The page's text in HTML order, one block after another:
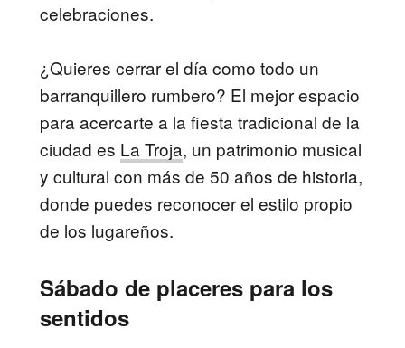
celebraciones.
¿Quieres cerrar el día como todo un
barranquillero rumbero? El mejor espacio
para acercarte a la fiesta tradicional de la
ciudad es La Troja, un patrimonio musical
y cultural con más de 50 años de historia,
donde puedes reconocer el estilo propio
de los lugareños.
Sábado de placeres para los
sentidos